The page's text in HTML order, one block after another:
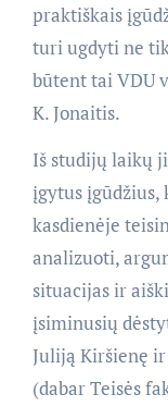
praktiškais
turi ugdyti ne
būtent tai VDU
K. Jonaitis.
Iš studijų laikų
įgytus
kasdienėje
analizuoti,
situacijas ir
įsiminusių
Juliją Kiršienę
(dabar Teisės